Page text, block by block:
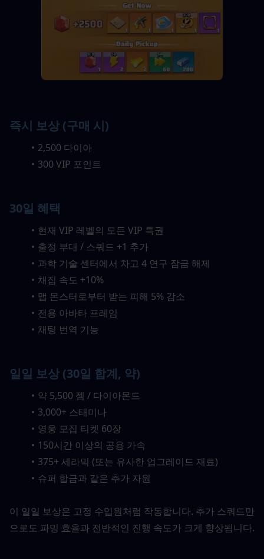
즉시 보상 (구매 시)
2,500 다이아
300 VIP 포인트
30일 혜택
현재 VIP 레벨의 모든 VIP 특권
출정 부대 / 스쿼드 +1 추가
과학 기술 센터에서 차고 4 연구 잠금 해제
채집 속도 +10%
맵 몬스터로부터 받는 피해 5% 감소
전용 아바타 프레임
채팅 번역 기능
일일 보상 (30일 합계, 약)
약 5,500 젬 / 다이아몬드
3,000+ 스태미나
영웅 모집 티켓 60장
150시간 이상의 공용 가속
375+ 세라믹 (또는 유사한 업그레이드 재료)
슈퍼 합금과 같은 추가 자원
이 일일 보상은 고정 수입원처럼 작동합니다. 추가 스쿼드만
으로도 파밍 효율과 전반적인 진행 속도가 크게 향상됩니다.